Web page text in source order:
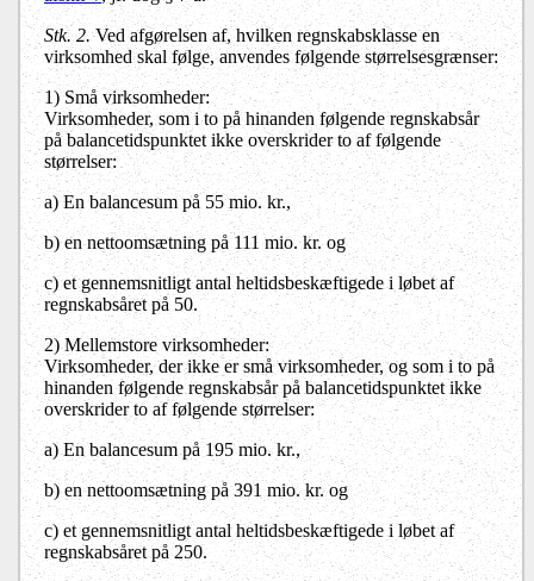
Stk. 2. Ved afgørelsen af, hvilken regnskabsklasse en
virksomhed skal følge, anvendes følgende størrelsesgrænser:
1) Små virksomheder:
Virksomheder, som i to på hinanden følgende regnskabsår
på balancetidspunktet ikke overskrider to af følgende
størrelser:
a) En balancesum på 55 mio. kr.,
b) en nettoomsætning på 111 mio. kr. og
c) et gennemsnitligt antal heltidsbeskæftigede i løbet af
regnskabsåret på 50.
2) Mellemstore virksomheder:
Virksomheder, der ikke er små virksomheder, og som i to på
hinanden følgende regnskabsår på balancetidspunktet ikke
overskrider to af følgende størrelser:
a) En balancesum på 195 mio. kr.,
b) en nettoomsætning på 391 mio. kr. og
c) et gennemsnitligt antal heltidsbeskæftigede i løbet af
regnskabsåret på 250.